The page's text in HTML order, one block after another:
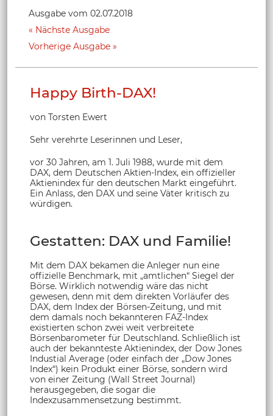
Ausgabe vom 02.07.2018
Nächste Ausgabe
Vorherige Ausgabe
Happy Birth-DAX!
von Torsten Ewert
Sehr verehrte Leserinnen und Leser,
vor 30 Jahren, am 1. Juli 1988, wurde mit dem
DAX, dem Deutschen Aktien-Index, ein offizieller
Aktienindex für den deutschen Markt eingeführt.
Ein Anlass, den DAX und seine Väter kritisch zu
würdigen.
Gestatten: DAX und Familie!
Mit dem DAX bekamen die Anleger nun eine
offizielle Benchmark, mit „amtlichen“ Siegel der
Börse. Wirklich notwendig wäre das nicht
gewesen, denn mit dem direkten Vorläufer des
DAX, dem Index der Börsen-Zeitung, und mit
dem damals noch bekannteren FAZ-Index
existierten schon zwei weit verbreitete
Börsenbarometer für Deutschland. Schließlich ist
auch der bekannteste Aktienindex, der Dow Jones
Industial Average (oder einfach der „Dow Jones
Index“) kein Produkt einer Börse, sondern wird
von einer Zeitung (Wall Street Journal)
herausgegeben, die sogar die
Indexzusammensetzung bestimmt.